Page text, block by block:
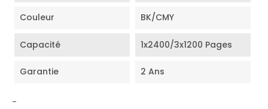
Couleur BK/CMY
Capacité 1x2400/3x1200 Pages
Garantie 2 Ans
-